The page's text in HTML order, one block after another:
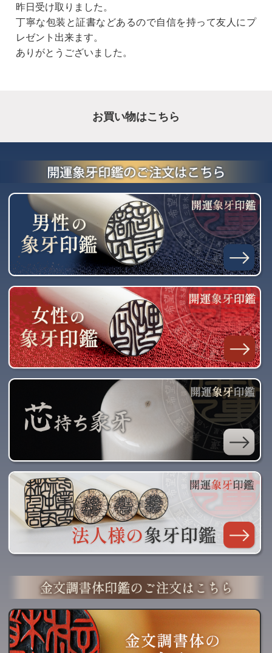
昨日受け取りました。
丁寧な包装と証書などあるので自信を持って友人にプ
レゼント出来ます。
ありがとうございました。
お買い物はこちら